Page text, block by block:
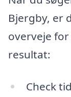
Bjergby, er
overveje
resultat:
Check